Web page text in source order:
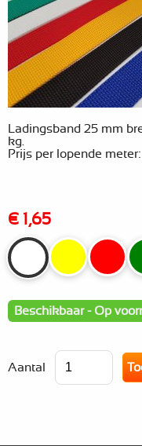
Ladingsband 25 mm
kg.
Prijs per lopende meter:
€ 1,65
Beschikbaar - Op
Aantal